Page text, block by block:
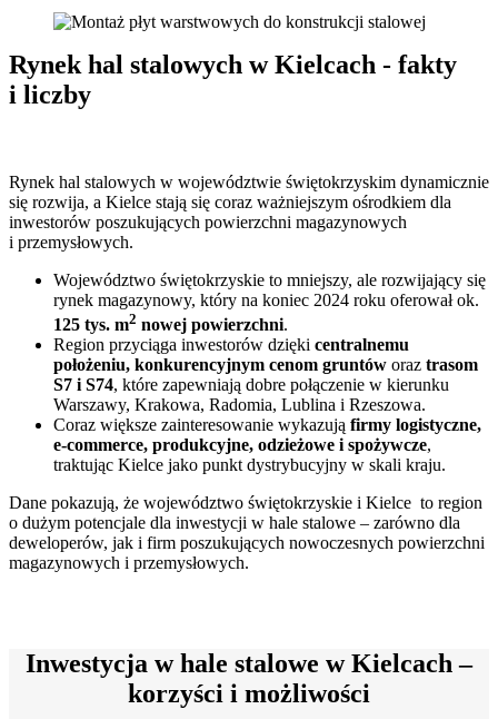
Rynek hal stalowych w Kielcach - fakty
i liczby
Rynek hal stalowych w województwie świętokrzyskim dynamicznie
się rozwija, a Kielce stają się coraz ważniejszym ośrodkiem dla
inwestorów poszukujących powierzchni magazynowych
i przemysłowych.
Województwo świętokrzyskie to mniejszy, ale rozwijający się
rynek magazynowy, który na koniec 2024 roku oferował ok.
125 tys. m2 nowej powierzchni.
Region przyciąga inwestorów dzięki centralnemu
położeniu, konkurencyjnym cenom gruntów oraz trasom
S7 i S74, które zapewniają dobre połączenie w kierunku
Warszawy, Krakowa, Radomia, Lublina i Rzeszowa.
Coraz większe zainteresowanie wykazują firmy logistyczne,
e-commerce, produkcyjne, odzieżowe i spożywcze,
traktując Kielce jako punkt dystrybucyjny w skali kraju.
Dane pokazują, że województwo świętokrzyskie i Kielce to region
o dużym potencjale dla inwestycji w hale stalowe – zarówno dla
deweloperów, jak i firm poszukujących nowoczesnych powierzchni
magazynowych i przemysłowych.
Inwestycja w hale stalowe w Kielcach –
korzyści i możliwości